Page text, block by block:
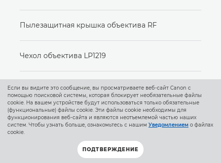
Пылезащитная крышка объектива RF
Чехол объектива LP1219
Руководство пользователя
Если вы видите это сообщение, вы просматриваете веб-сайт Canon с
помощью поисковой системы, которая блокирует необязательные файлы
cookie. На вашем устройстве будут использоваться только обязательные
(функциональные) файлы cookie. Эти файлы cookie необходимы для
функционирования веб-сайта и являются неотъемлемой частью наших
систем. Чтобы узнать больше, ознакомьтесь с нашим Уведомлением о файлах
cookie.
ПОДТВЕРЖДЕНИЕ